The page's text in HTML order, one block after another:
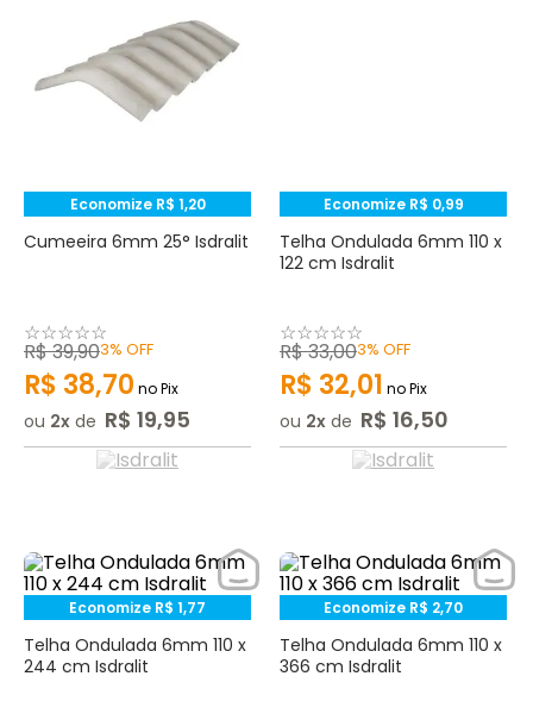
Economize R$ 1,20
Cumeeira 6mm 25° Isdralit
☆☆☆☆☆
R$39,903% OFF
R$ 38,70 no Pix
ou 2 de R$ 19,95
Economize R$ 0,99
Telha Ondulada 6mm 110 x
122 cm Isdralit
☆☆☆☆☆
R$33,003% OFF
R$ 32,01 no Pix
ou 2 de R$ 16,50
Economize R$ 1,77
Telha Ondulada 6mm 110 x
244 cm Isdralit
Economize R$ 2,70
Telha Ondulada 6mm 110 x
366 cm Isdralit